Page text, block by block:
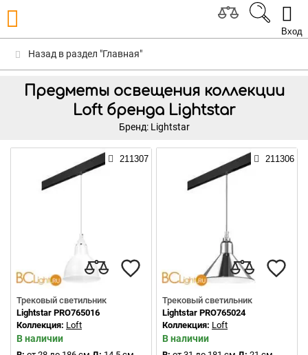
Вход
Назад в раздел "Главная"
Предметы освещения коллекции
Loft бренда Lightstar
Бренд: Lightstar
211307
Трековый светильник
Lightstar PRO765016
Коллекция: Loft
В наличии
211306
Трековый светильник
Lightstar PRO765024
Коллекция: Loft
В наличии